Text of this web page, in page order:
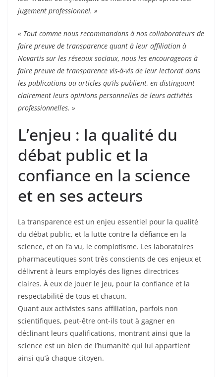
jugement professionnel. »
« Tout comme nous recommandons à nos collaborateurs de
faire preuve de transparence quant à leur affiliation à
Novartis sur les réseaux sociaux, nous les encourageons à
faire preuve de transparence vis-à-vis de leur lectorat dans
les publications ou articles qu’ils publient, en distinguant
clairement leurs opinions personnelles de leurs activités
professionnelles. »
L’enjeu : la qualité du
débat public et la
confiance en la science
et en ses acteurs
La transparence est un enjeu essentiel pour la qualité
du débat public, et la lutte contre la défiance en la
science, et on l’a vu, le complotisme. Les laboratoires
pharmaceutiques sont très conscients de ces enjeux et
délivrent à leurs employés des lignes directrices
claires. À eux de jouer le jeu, pour la confiance et la
respectabilité de tous et chacun.
Quant aux activistes sans affiliation, parfois non
scientifiques, peut-être ont-ils tout à gagner en
déclinant leurs qualifications, montrant ainsi que la
science est un bien de l’humanité qui lui appartient
ainsi qu’à chaque citoyen.